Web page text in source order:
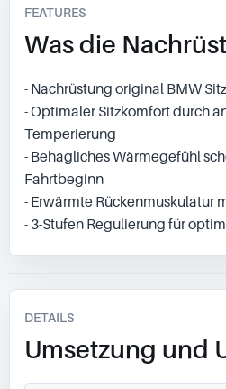
FEATURES
Was die
- Nachrüstung original BMW
- Optimaler Sitzkomfort durch
Temperierung
- Behagliches Wärmegefühl
Fahrtbeginn
- Erwärmte Rückenmuskulatur
- 3-Stufen Regulierung für
DETAILS
Umsetzung und